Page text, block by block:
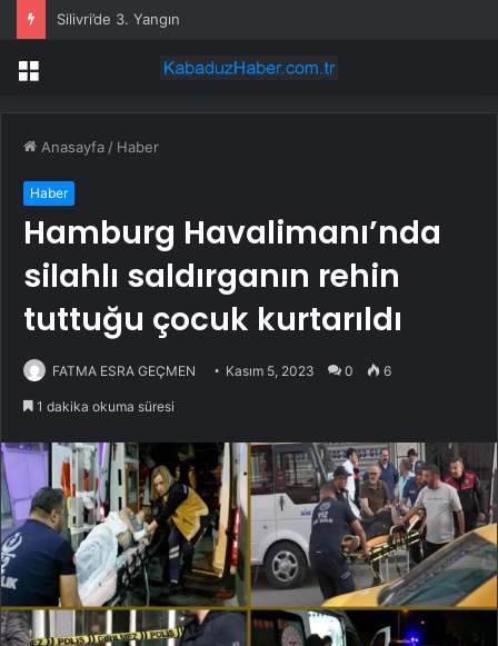
Menü
Anasayfa / Haber
Haber
Hamburg Havalimanı’nda
silahlı saldırganın rehin
tuttuğu çocuk kurtarıldı
FATMA ESRA GEÇMEN Kasım 5, 2023 0 6
1 dakika okuma süresi